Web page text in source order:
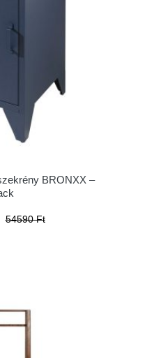
BRONXX –
54590 Ft